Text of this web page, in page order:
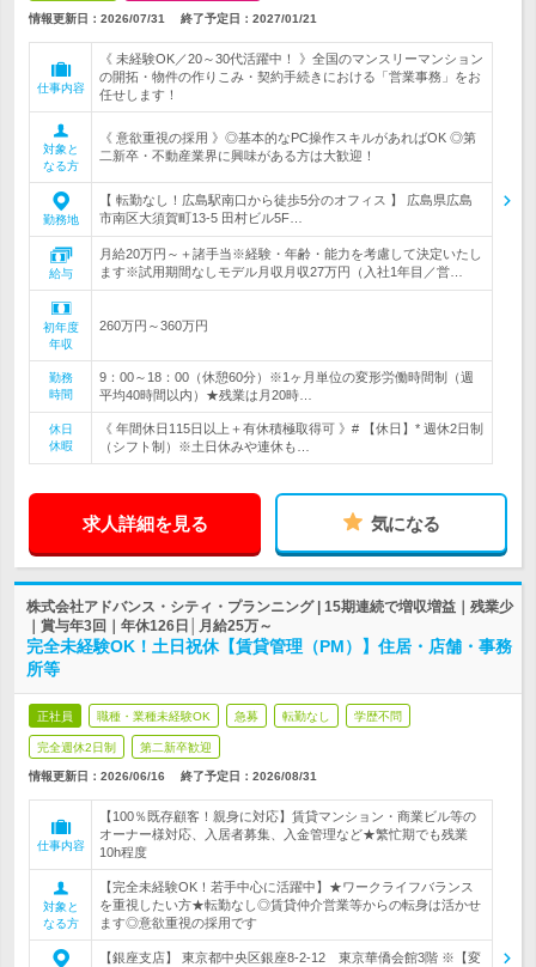
情報更新日：2026/07/31 終了予定日： 2027/01/21
仕事内容
《 未経験OK／20～30代活躍中！ 》全国のマンスリーマンション
の開拓・物件の作りこみ・契約手続きにおける「営業事務」をお
任せします！
対象と
なる方
《 意欲重視の採用 》◎基本的なPC操作スキルがあればOK ◎第
二新卒・不動産業界に興味がある方は大歓迎！
勤務地
【 転勤なし！広島駅南口から徒歩5分のオフィス 】 広島県広島
市南区大須賀町13-5 田村ビル5F…
給与
月給20万円～＋諸手当※経験・年齢・能力を考慮して決定いたし
ます※試用期間なしモデル月収月収27万円（入社1年目／営…
初年度
年収
260万円～360万円
勤務
時間
9：00～18：00（休憩60分）※1ヶ月単位の変形労働時間制（週
平均40時間以内）★残業は月20時…
休日
休暇
《 年間休日115日以上＋有休積極取得可 》# 【休日】* 週休2日制
（シフト制）※土日休みや連休も…
求人詳細を見る 気になる
株式会社アドバンス・シティ・プランニング | 15期連続で増収増益｜残業少
｜賞与年3回｜年休126日│月給25万～
完全未経験OK！土日祝休【賃貸管理（PM）】住居・店舗・事務
所等
正社員 職種・業種未経験OK 急募 転勤なし 学歴不問
完全週休2日制 第二新卒歓迎
情報更新日：2026/06/16 終了予定日： 2026/08/31
仕事内容
【100％既存顧客！親身に対応】賃貸マンション・商業ビル等の
オーナー様対応、入居者募集、入金管理など★繁忙期でも残業
10h程度
対象と
なる方
【完全未経験OK！若手中心に活躍中】★ワークライフバランス
を重視したい方★転勤なし◎賃貸仲介営業等からの転身は活かせ
ます◎意欲重視の採用です
【銀座支店】 東京都中央区銀座8-2-12 東京華僑会館3階 ※【変